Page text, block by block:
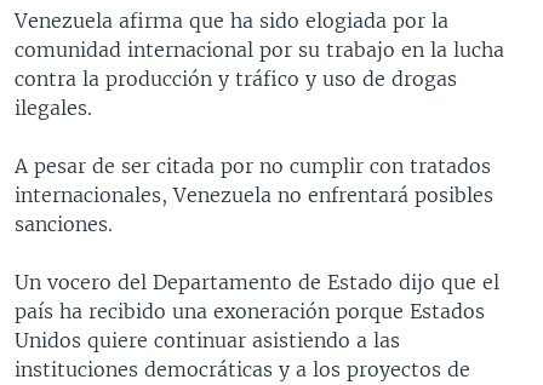
CIENCIA Y SALUD
VISIÓN 360
LAS CLAVES
PANORAMA
AUDIONOTICIAS
BUENOS DÍAS AMÉRICA
ESTADOS UNIDOS AL DÍA
EL MUNDO AL DÍA [RADIO]
FORO [RADIO]
NOTA ECONÓMICA
ENTRETENIMIENTO
DOCUMENTALES DE LA VOA
Learning English
SÍGANOS
Idiomas
Venezuela afirma que ha sido elogiada por la
comunidad internacional por su trabajo en la lucha
contra la producción y tráfico y uso de drogas
ilegales.
A pesar de ser citada por no cumplir con tratados
internacionales, Venezuela no enfrentará posibles
sanciones.
Un vocero del Departamento de Estado dijo que el
país ha recibido una exoneración porque Estados
Unidos quiere continuar asistiendo a las
instituciones democráticas y a los proyectos de